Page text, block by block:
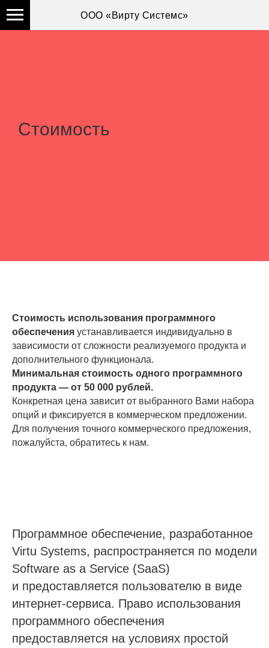
ООО «Вирту Системс»
Стоимость
Стоимость использования программного
обеспечения устанавливается индивидуально в
зависимости от сложности реализуемого продукта и
дополнительного функционала.
Минимальная стоимость одного программного
продукта — от 50 000 рублей.
Конкретная цена зависит от выбранного Вами набора
опций и фиксируется в коммерческом предложении.
Для получения точного коммерческого предложения,
пожалуйста, обратитесь к нам.
Программное обеспечение, разработанное
Virtu Systems, распространяется по модели
Software as a Service (SaaS)
и предоставляется пользователю в виде
интернет-сервиса. Право использования
программного обеспечения
предоставляется на условиях простой